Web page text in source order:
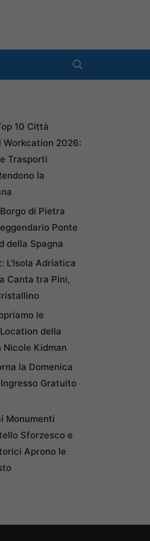
10 Città
Workcation 2026:
Trasporti
la
di Pietra
Ponte
della Spagna
L’Isola Adriatica
Canta tra Pini,
le
della
Nicole Kidman
la Domenica
Gratuito
Monumenti
Sforzesco e
Aprono le